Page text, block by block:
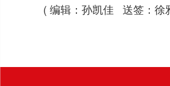
( 编辑：孙凯佳 送签：